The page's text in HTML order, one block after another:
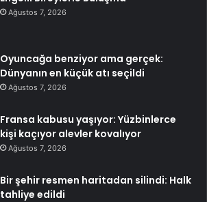
Ağustos 7, 2026
Oyuncağa benziyor ama gerçek:
Dünyanın en küçük atı seçildi
Ağustos 7, 2026
Fransa kabusu yaşıyor: Yüzbinlerce
kişi kaçıyor alevler kovalıyor
Ağustos 7, 2026
Bir şehir resmen haritadan silindi: Halk
tahliye edildi